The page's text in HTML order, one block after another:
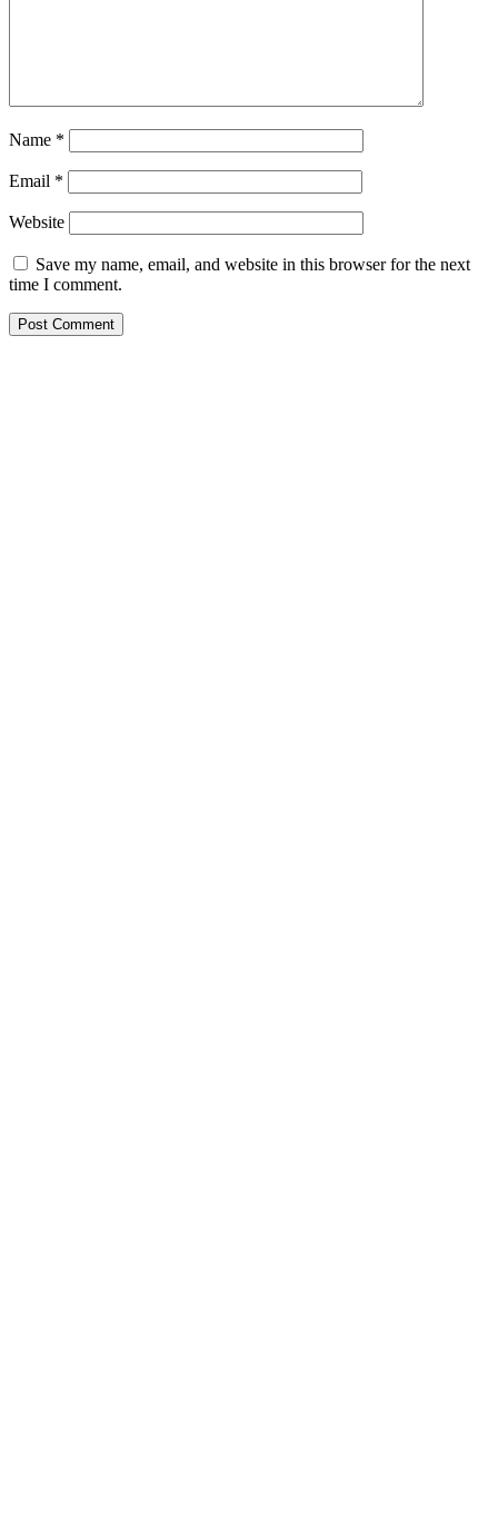
Name *
Email *
Website
Save my name, email, and website in this browser for the next
time I comment.